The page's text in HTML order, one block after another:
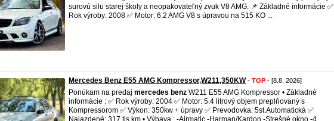
surovú silu starej školy a neopakovateľný zvuk V8 AMG. 📌 Základné informácie ✅
Rok výroby: 2008 ✅ Motor: 6.2 AMG V8 s úpravou na 515 KO ...
Mercedes Benz E55 AMG Kompressor,W211,350KW- TOP - [8.8. 2026]
Ponúkam na predaj mercedes benz W211 E55 AMG Kompressor • Základné
informácie : ✅ Rok výroby: 2004 ✅ Motor: 5.4 litrový objem preplňovaný s
Kompressorom ✅ Výkon: 350kw + úpravy ✅ Prevodovka: 5st.Automatická ✅
Najazdené: 317 tis km • Výbava : -Airmatic -Harman/Kardon -Strešné okno -4 ...